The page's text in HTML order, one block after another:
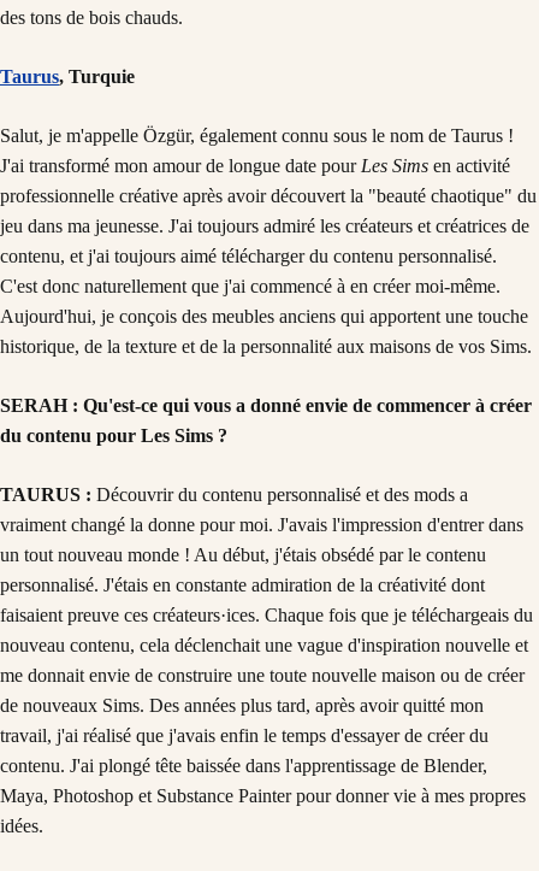
Taurus, Turquie
Salut, je m'appelle Özgür, également connu sous le nom de Taurus !
J'ai transformé mon amour de longue date pour Les Sims en activité
professionnelle créative après avoir découvert la "beauté chaotique" du
jeu dans ma jeunesse. J'ai toujours admiré les créateurs et créatrices de
contenu, et j'ai toujours aimé télécharger du contenu personnalisé.
C'est donc naturellement que j'ai commencé à en créer moi-même.
Aujourd'hui, je conçois des meubles anciens qui apportent une touche
historique, de la texture et de la personnalité aux maisons de vos Sims.
SERAH : Qu'est-ce qui vous a donné envie de commencer à créer
du contenu pour Les Sims ?
TAURUS : Découvrir du contenu personnalisé et des mods a
vraiment changé la donne pour moi. J'avais l'impression d'entrer dans
un tout nouveau monde ! Au début, j'étais obsédé par le contenu
personnalisé. J'étais en constante admiration de la créativité dont
faisaient preuve ces créateurs·ices. Chaque fois que je téléchargeais du
nouveau contenu, cela déclenchait une vague d'inspiration nouvelle et
me donnait envie de construire une toute nouvelle maison ou de créer
de nouveaux Sims. Des années plus tard, après avoir quitté mon
travail, j'ai réalisé que j'avais enfin le temps d'essayer de créer du
contenu. J'ai plongé tête baissée dans l'apprentissage de Blender,
Maya, Photoshop et Substance Painter pour donner vie à mes propres
idées.